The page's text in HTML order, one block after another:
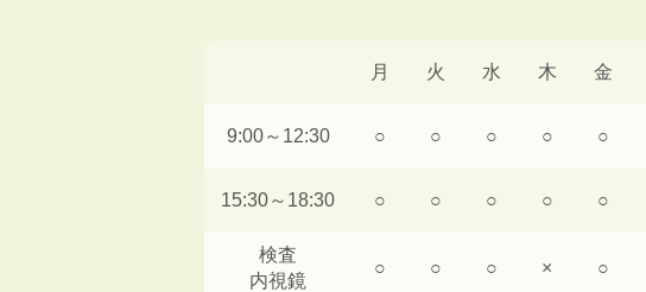
月 火 水 木 金
9:00～12:30 ○ ○ ○ ○ ○
15:30～18:30 ○ ○ ○ ○ ○
検査
内視鏡
○ ○ ○ × ○